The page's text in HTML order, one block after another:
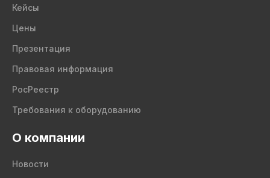
Кейсы
Цены
Презентация
Правовая информация
РосРеестр
Требования к оборудованию
О компании
Новости